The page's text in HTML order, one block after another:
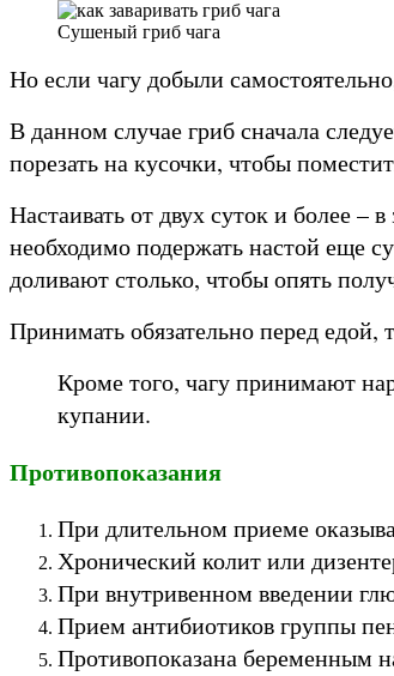
Сушеный гриб чага
Но если чагу добыли
В данном случае гриб сначала
порезать на кусочки, чтобы
Настаивать от двух суток и более –
необходимо подержать настой еще
доливают столько, чтобы опять
Принимать обязательно перед едой,
Кроме того, чагу принимают
купании.
Противопоказания
При длительном приеме
Хронический колит или
При внутривенном введении
Прием антибиотиков группы
Противопоказана беременным